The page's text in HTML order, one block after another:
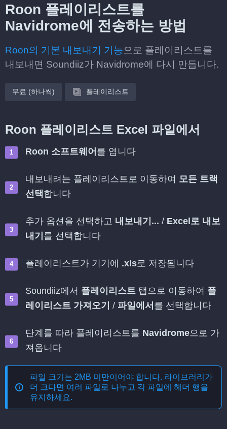
Roon 플레이리스트를
Navidrome에 전송하는 방법
Roon의 기본 내보내기 기능으로 플레이리스트를
내보내면 Soundiiz가 Navidrome에 다시 만듭니다.
무료 (하나씩) 플레이리스트
Roon 플레이리스트 Excel 파일에서
Roon 소프트웨어 를 엽니다
내보내려는 플레이리스트로 이동하여 모든 트랙
선택합니다
추가 옵션을 선택하고 내보내기... / Excel로 내보
내기 를 선택합니다
플레이리스트가 기기에 .xls로 저장됩니다
Soundiiz에서 플레이리스트 탭으로 이동하여 플
레이리스트 가져오기 / 파일에서 를 선택합니다
단계를 따라 플레이리스트를 Navidrome으로 가
져옵니다
파일 크기는 2MB 미만이어야 합니다. 라이브러리가
더 크다면 여러 파일로 나누고 각 파일에 헤더 행을
유지하세요.